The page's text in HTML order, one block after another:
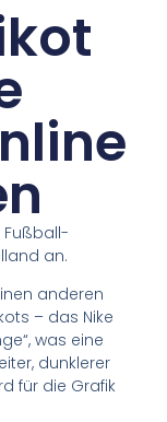
Fußball-
an.
anderen
– das Nike
was eine
dunklerer
für die Grafik